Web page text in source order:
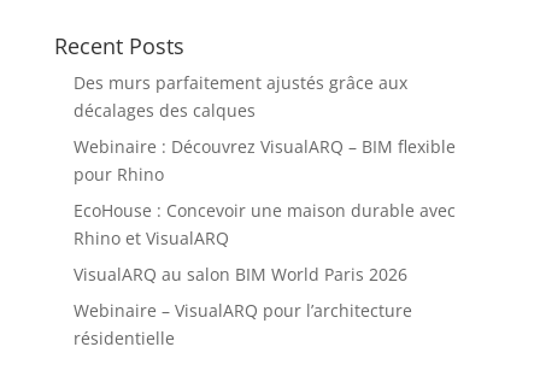
Recent Posts
Des murs parfaitement ajustés grâce aux
décalages des calques
Webinaire : Découvrez VisualARQ – BIM flexible
pour Rhino
EcoHouse : Concevoir une maison durable avec
Rhino et VisualARQ
VisualARQ au salon BIM World Paris 2026
Webinaire – VisualARQ pour l’architecture
résidentielle